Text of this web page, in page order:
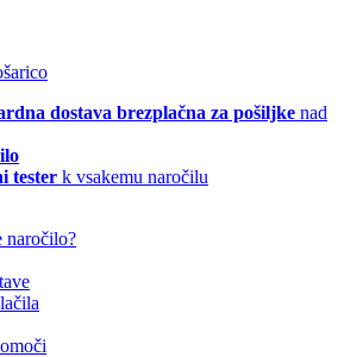
dostava brezplačna za pošiljke nad
tester k vsakemu naročilu
naročilo?